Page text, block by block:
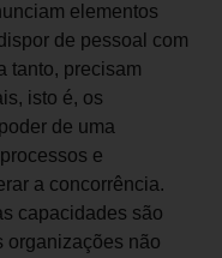
elementos
de pessoal com
tanto, precisam
isto é, os
de uma
e
a concorrência.
capacidades são
organizações não